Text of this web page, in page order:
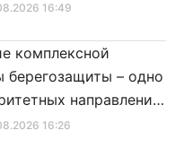
16:49
16:26
комплексной
берегозащиты – одно
направлений
Петербурга